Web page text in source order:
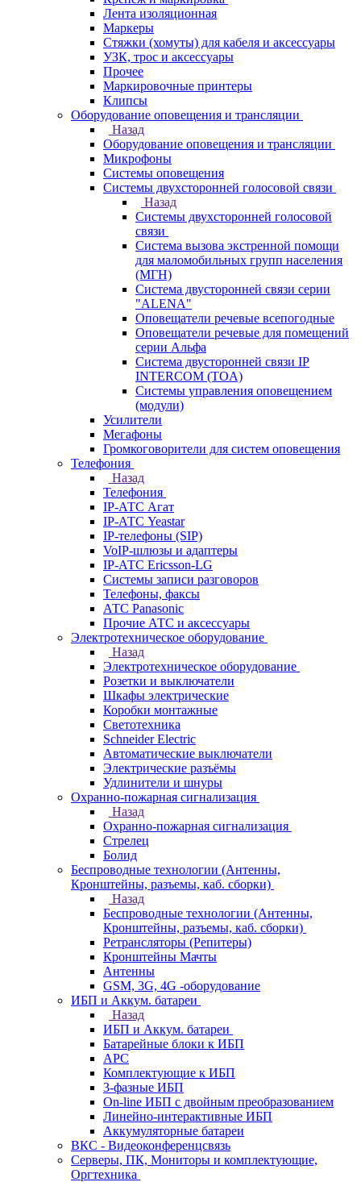
Лента изоляционная
Маркеры
Стяжки (хомуты) для кабеля и аксессуары
УЗК, трос и аксессуары
Прочее
Маркировочные принтеры
Клипсы
Оборудование оповещения и трансляции
Назад
Оборудование оповещения и трансляции
Микрофоны
Системы оповещения
Системы двухсторонней голосовой связи
Назад
Системы двухсторонней голосовой
связи
Система вызова экстренной помощи
для маломобильных групп населения
(МГН)
Система двусторонней связи серии
"ALENA"
Оповещатели речевые всепогодные
Оповещатели речевые для помещений
серии Альфа
Система двусторонней связи IP
INTERCOM (TOA)
Системы управления оповещением
(модули)
Усилители
Мегафоны
Громкоговорители для систем оповещения
Телефония
Назад
Телефония
IP-АТС Агат
IP-АТС Yeastar
IP-телефоны (SIP)
VoIP-шлюзы и адаптеры
IP-АТС Ericsson-LG
Системы записи разговоров
Телефоны, факсы
АТС Panasonic
Прочие АТС и аксессуары
Электротехническое оборудование
Назад
Электротехническое оборудование
Розетки и выключатели
Шкафы электрические
Коробки монтажные
Светотехника
Schneider Electric
Автоматические выключатели
Электрические разъёмы
Удлинители и шнуры
Охранно-пожарная сигнализация
Назад
Охранно-пожарная сигнализация
Стрелец
Болид
Беспроводные технологии (Антенны,
Кронштейны, разъемы, каб. сборки)
Назад
Беспроводные технологии (Антенны,
Кронштейны, разъемы, каб. сборки)
Ретрансляторы (Репитеры)
Кронштейны Мачты
Антенны
GSM, 3G, 4G -оборудование
ИБП и Аккум. батареи
Назад
ИБП и Аккум. батареи
Батарейные блоки к ИБП
APC
Комплектующие к ИБП
3-фазные ИБП
On-line ИБП с двойным преобразованием
Линейно-интерактивные ИБП
Аккумуляторные батареи
ВКС - Видеоконференцсвязь
Серверы, ПК, Мониторы и комплектующие,
Оргтехника